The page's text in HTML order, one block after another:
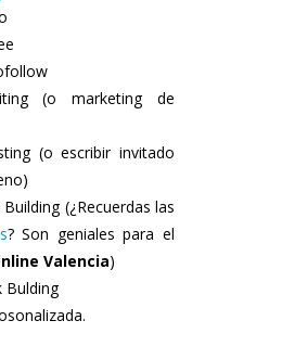
(o marketing de
(o escribir invitado
(¿Recuerdas las
? Son geniales para el
Valencia)
Bulding